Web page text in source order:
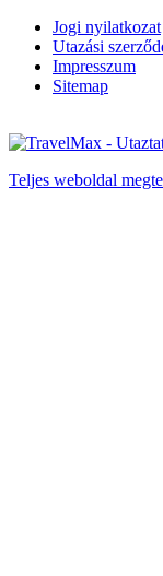
Jogi nyilatkozat
Utazási
Impresszum
Sitemap
Teljes weboldal